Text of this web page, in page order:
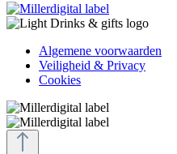
Algemene voorwaarden
Veiligheid & Privacy
Cookies